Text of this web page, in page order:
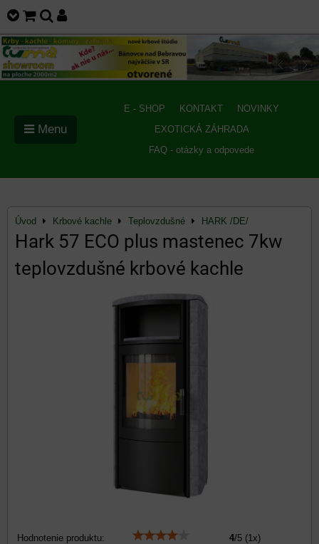
E - SHOP KONTAKT
NOVINKY
EXOTICKÁ ZÁHRADA
FAQ - otázky a odpovede
Menu
Úvod Krbové kachle Teplovzdušné HARK /DE/
Hark 57 ECO plus mastenec 7kw
teplovzdušné krbové kachle
Hodnotenie produktu: 4/5 (1x)